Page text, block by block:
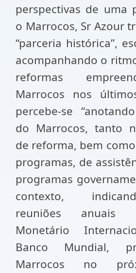
perspectivas de uma
o Marrocos, Sr Azour
“parceria histórica”,
acompanhando o
reformas
Marrocos nos
percebe-se
do Marrocos, tanto
de reforma, bem
programas, de
programas
contexto,
reuniões anuais
Monetário
Banco Mundial,
Marrocos no